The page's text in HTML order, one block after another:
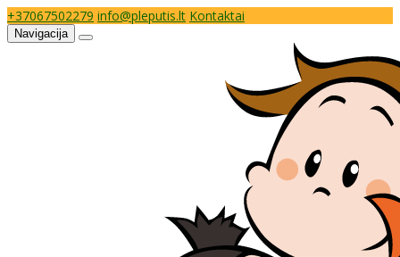
+37067502279 info@pleputis.lt Kontaktai
Navigacija